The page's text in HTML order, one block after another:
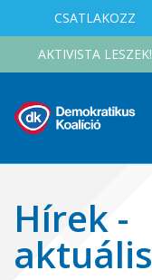
CSATLAKOZZ
AKTIVISTA LESZEK!
Hírek -
aktuális